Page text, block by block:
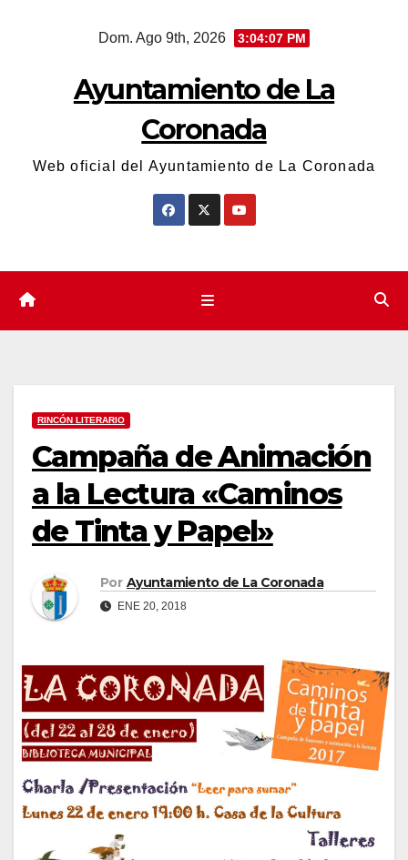
Dom. Ago 9th, 2026 3:04:08 PM
Ayuntamiento de La
Coronada
Web oficial del Ayuntamiento de La Coronada
RINCÓN LITERARIO
Campaña de Animación
a la Lectura «Caminos
de Tinta y Papel»
Por Ayuntamiento de La Coronada
ENE 20, 2018